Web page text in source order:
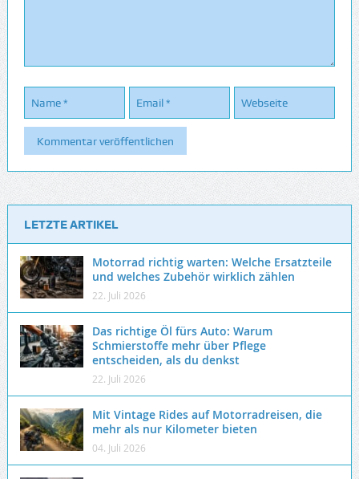
LETZTE ARTIKEL
Motorrad richtig warten: Welche Ersatzteile
und welches Zubehör wirklich zählen
22. Juli 2026
Das richtige Öl fürs Auto: Warum
Schmierstoffe mehr über Pflege
entscheiden, als du denkst
22. Juli 2026
Mit Vintage Rides auf Motorradreisen, die
mehr als nur Kilometer bieten
04. Juli 2026